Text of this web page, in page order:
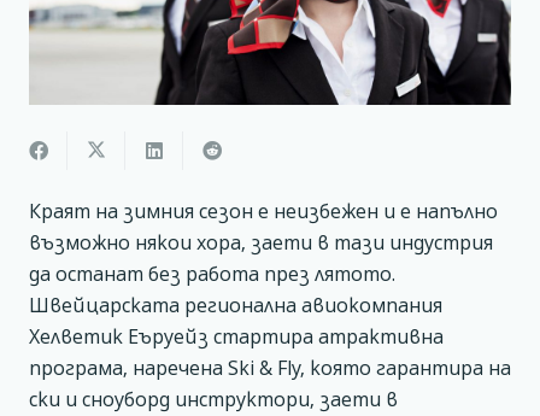
Краят на зимния сезон е неизбежен и е напълно
възможно някои хора, заети в тази индустрия
да останат без работа през лятото.
Швейцарската регионална авиокомпания
Хелветик Еъруейз стартира атрактивна
програма, наречена Ski & Fly, която гарантира на
ски и сноуборд инструктори, заети в